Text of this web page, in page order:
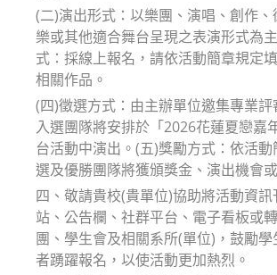
(二)演出形式：以樂團、演唱、創作
樂或其他適合舞台呈現之表演形式為
式：採線上報名，請依活動簡章規定
相關作品。
(四)徵選方式：由主辦單位邀集專業評
入選團隊將安排於「2026花蓮夏戀嘉
台活動中演出。(五)獎勵方式：依活動
選及優勝團隊將獲頒獎金、演出機會
四、敬請貴校(貴單位)協助將活動資
站、公告欄、社群平台、電子看板或
團、學生會及相關系所(單位)，鼓勵
者踴躍報名，以使活動更加熱烈。